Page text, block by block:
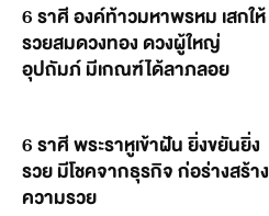
6 ราศี องค์ท้าวมหาพรหม เสกให้
รวยสมดวงทอง ดวงผู้ใหญ่
อุปถัมภ์ มีเกณฑ์ได้ลาภลอย
6 ราศี พระราหูเข้าฝัน ยิ่งขยันยิ่ง
รวย มีโชคจากธุรกิจ ก่อร่างสร้าง
ความรวย